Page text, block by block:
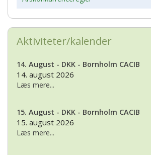
Aktiviteter/kalender
14. August - DKK - Bornholm CACIB
14. august 2026
Læs mere...
15. August - DKK - Bornholm CACIB
15. august 2026
Læs mere...